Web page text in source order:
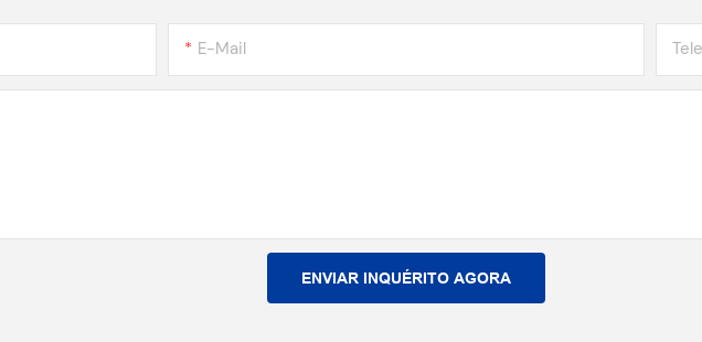
E-Mail
ENVIAR INQUÉRITO AGORA